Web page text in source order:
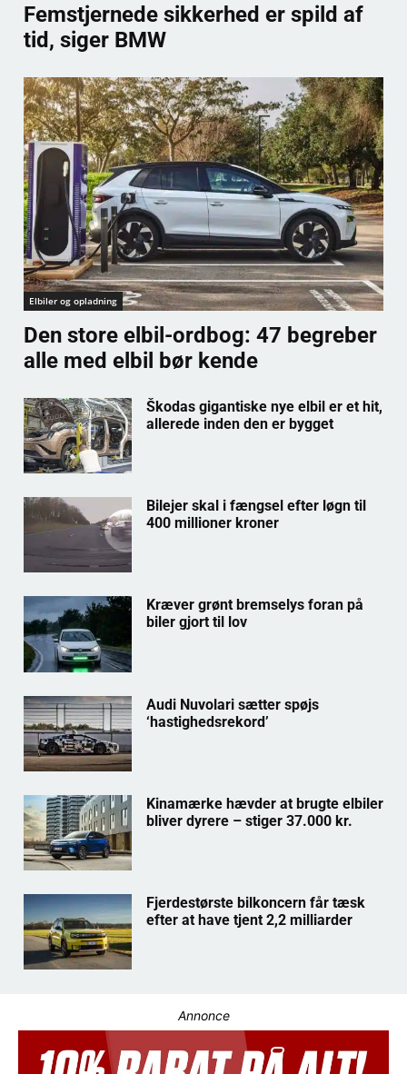
Femstjernede sikkerhed er spild af
tid, siger BMW
Elbiler og opladning
Den store elbil-ordbog: 47 begreber
alle med elbil bør kende
Škodas gigantiske nye elbil er et hit,
allerede inden den er bygget
Bilejer skal i fængsel efter løgn til
400 millioner kroner
Kræver grønt bremselys foran på
biler gjort til lov
Audi Nuvolari sætter spøjs
‘hastighedsrekord’
Kinamærke hævder at brugte elbiler
bliver dyrere – stiger 37.000 kr.
Fjerdestørste bilkoncern får tæsk
efter at have tjent 2,2 milliarder
Annonce